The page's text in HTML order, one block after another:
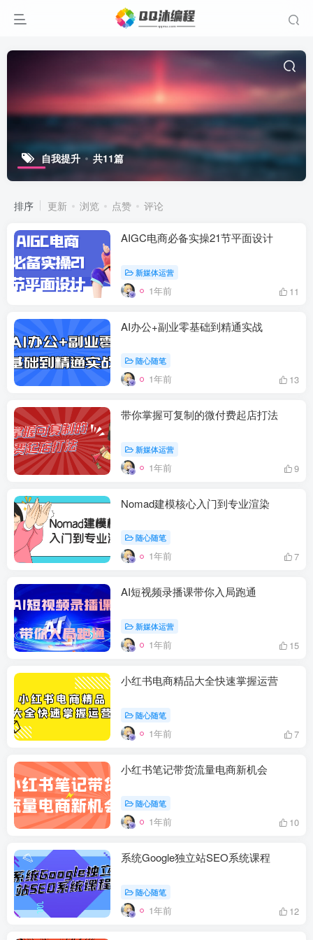
自我提升 共11篇
排序 更新 浏览 点赞 评论
AIGC电商必备实操21节平面设计
新媒体运营
1年前 11
AI办公+副业零基础到精通实战
随心随笔
1年前 13
带你掌握可复制的微付费起店打法
新媒体运营
1年前 9
Nomad建模核心入门到专业渲染
随心随笔
1年前 7
AI短视频录播课带你入局跑通
新媒体运营
1年前 15
小红书电商精品大全快速掌握运营
随心随笔
1年前 7
小红书笔记带货流量电商新机会
随心随笔
1年前 10
系统Google独立站SEO系统课程
随心随笔
1年前 12